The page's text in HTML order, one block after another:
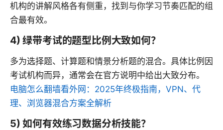
机构的讲解风格各有侧重，找到与你学习节奏匹配的组
合最有效。
4) 绿带考试的题型比例大致如何？
多为选择题、计算题和情景分析题的混合。具体比例因
考试机构而异，通常会在官方说明中给出大致分布。
电脑怎么翻墙看外网：2025年终极指南，VPN、代
理、浏览器混合方案全解析
5) 如何有效练习数据分析技能？